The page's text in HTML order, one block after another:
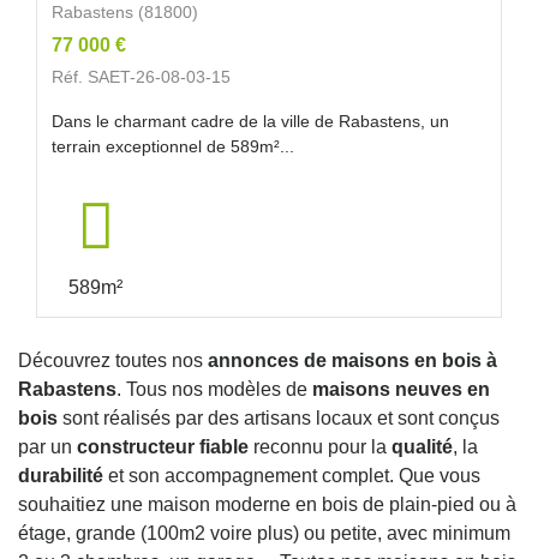
Rabastens (81800)
77 000 €
Réf. SAET-26-08-03-15
Dans le charmant cadre de la ville de Rabastens, un
terrain exceptionnel de 589m²...
589m²
Découvrez toutes nos annonces de maisons en bois à
Rabastens. Tous nos modèles de maisons neuves en
bois sont réalisés par des artisans locaux et sont conçus
par un constructeur fiable reconnu pour la qualité, la
durabilité et son accompagnement complet. Que vous
souhaitiez une maison moderne en bois de plain-pied ou à
étage, grande (100m2 voire plus) ou petite, avec minimum